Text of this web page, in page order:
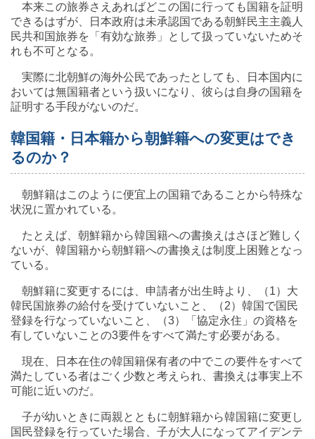
本来この旅券さえあればどこの国に行っても国籍を証明
できるはずが、日本政府は未承認国である朝鮮民主主義人
民共和国旅券を「有効な旅券」として扱っていないためそ
れも不可となる。
実際に北朝鮮の海外公民であったとしても、日本国内に
おいては無国籍者という扱いになり、彼らは自身の国籍を
証明する手段がないのだ。
韓国籍・日本籍から朝鮮籍への変更はでき
るのか？
朝鮮籍はこのように便宜上の国籍であることから特殊な
状況に置かれている。
たとえば、朝鮮籍から韓国籍への書換えはさほど難しく
ないが、韓国籍から朝鮮籍への書換えは制度上困難となっ
ている。
朝鮮籍に変更するには、申請者が出生時より、（1）大
韓民国旅券の給付を受けていないこと、（2）韓国で国民
登録を行なっていないこと、（3）「協定永住」の資格を
有していないことの3要件をすべて満たす必要がある。
現在、日本在住の韓国籍保有者の中でこの要件をすべて
満たしている者はごく少数と考えられ、書換えは事実上不
可能に近いのだ。
子が幼いときに両親とともに朝鮮籍から韓国籍に変更し
国民登録を行っていた場合、子が大人になってアイデンテ